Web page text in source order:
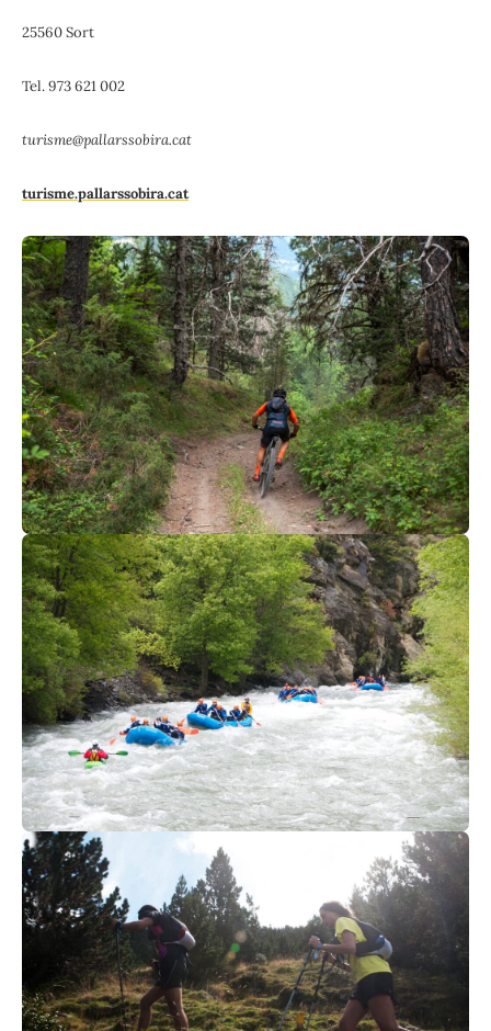
25560 Sort
Tel. 973 621 002
turisme@pallarssobira.cat
turisme.pallarssobira.cat